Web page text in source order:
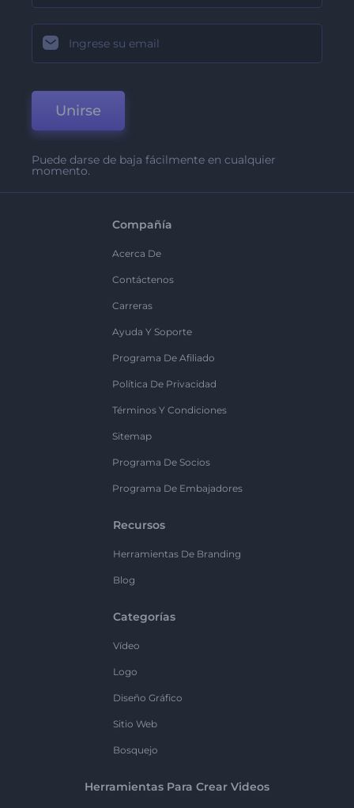
Unirse
Puede darse de baja fácilmente en cualquier
momento.
Compañía
Acerca De
Contáctenos
Carreras
Ayuda Y Soporte
Programa De Afiliado
Política De Privacidad
Términos Y Condiciones
Sitemap
Programa De Socios
Programa De Embajadores
Recursos
Herramientas De Branding
Blog
Categorías
Vídeo
Logo
Diseño Gráfico
Sitio Web
Bosquejo
Herramientas Para Crear Videos